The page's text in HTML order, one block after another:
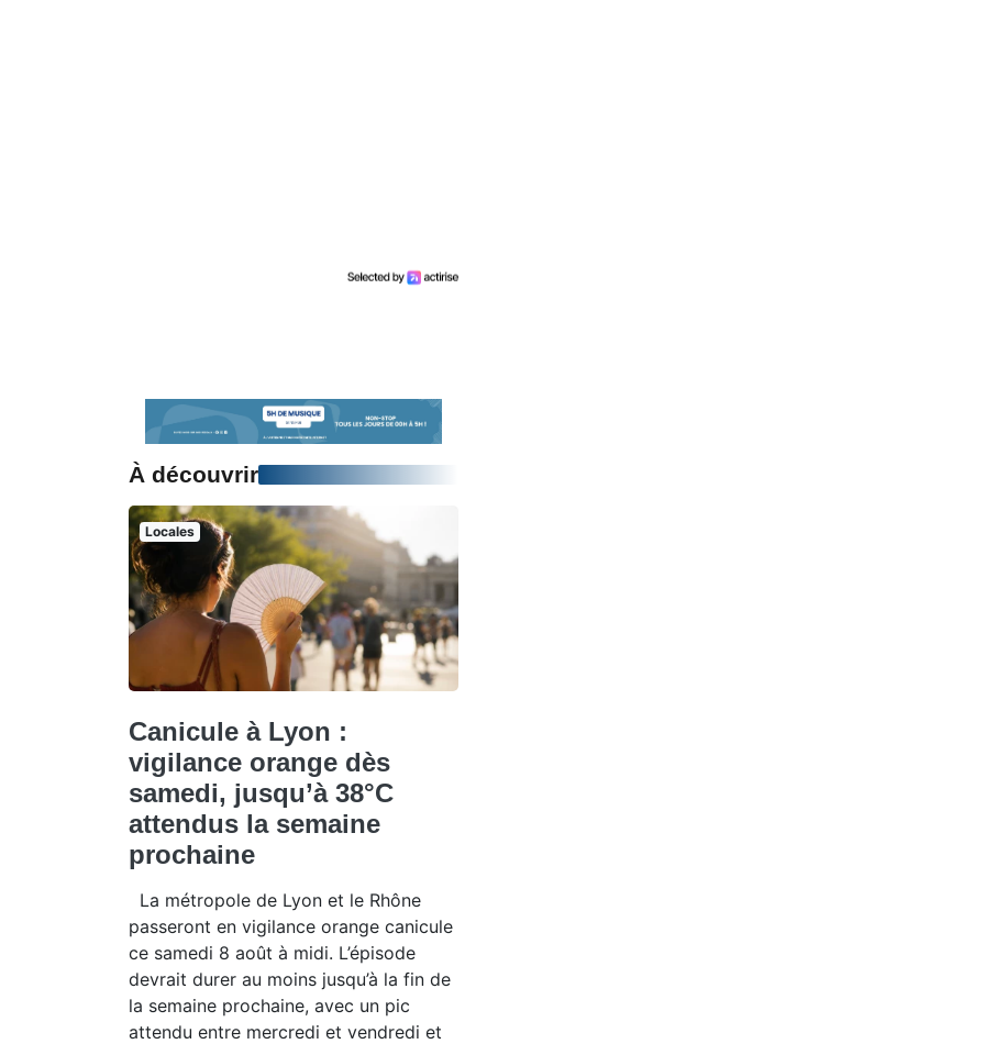
À découvrir
Locales
Canicule à Lyon :
vigilance orange dès
samedi, jusqu’à 38°C
attendus la semaine
prochaine
La métropole de Lyon et le Rhône
passeront en vigilance orange canicule
ce samedi 8 août à midi. L’épisode
devrait durer au moins jusqu’à la fin de
la semaine prochaine, avec un pic
attendu entre mercredi et vendredi et